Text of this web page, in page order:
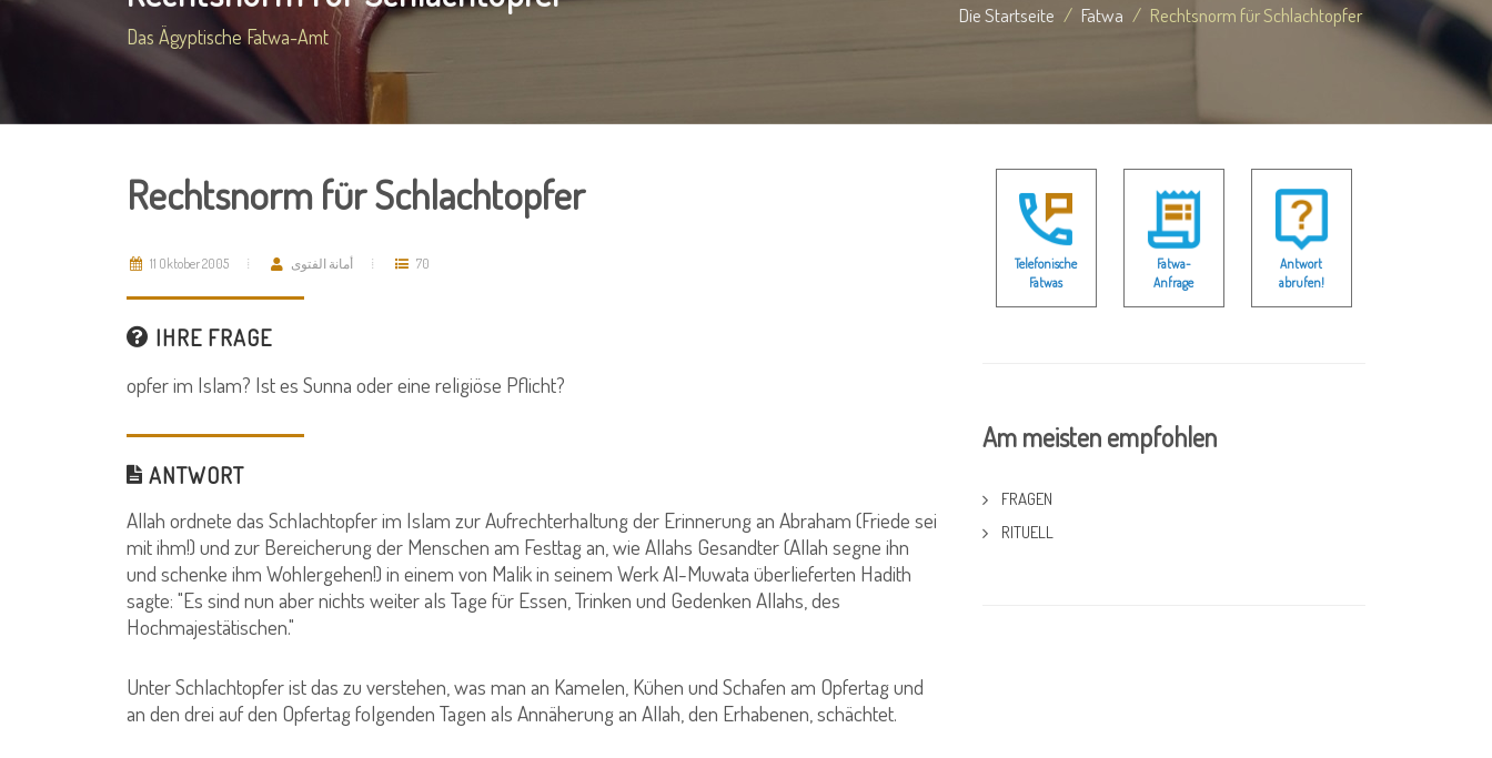
Das Ägyptische Fatwa-Amt
Die Startseite Fatwa Rechtsnorm für Schlachtopfer
Rechtsnorm für Schlachtopfer
11 Oktober 2005 أمانة الفتوى 70
IHRE FRAGE
opfer im Islam? Ist es Sunna oder eine religiöse Pflicht?
ANTWORT
Allah ordnete das Schlachtopfer im Islam zur Aufrechterhaltung der Erinnerung an Abraham (Friede sei
mit ihm!) und zur Bereicherung der Menschen am Festtag an, wie Allahs Gesandter (Allah segne ihn
und schenke ihm Wohlergehen!) in einem von Malik in seinem Werk Al-Muwata überlieferten Hadith
sagte: "Es sind nun aber nichts weiter als Tage für Essen, Trinken und Gedenken Allahs, des
Hochmajestätischen."
Unter Schlachtopfer ist das zu verstehen, was man an Kamelen, Kühen und Schafen am Opfertag und
an den drei auf den Opfertag folgenden Tagen als Annäherung an Allah, den Erhabenen, schächtet.
Telefonische
Fatwas
Fatwa-
Anfrage
Antwort
abrufen!
Am meisten empfohlen
FRAGEN
RITUELL